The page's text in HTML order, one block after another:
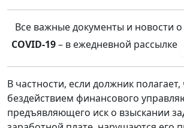
Все важные документы и новости о
COVID-19– в ежедневной рассылке
В частности, если должник полагает,
бездействием финансового
предъявляющего иск о взыскании